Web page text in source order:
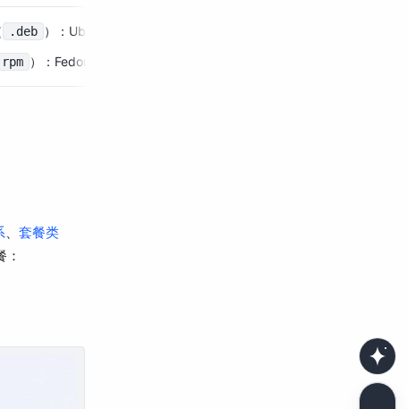
.deb ）：Ubuntu 20.04、Debian 11
）：Fedora 42、RHEL 9.x
、 套餐类